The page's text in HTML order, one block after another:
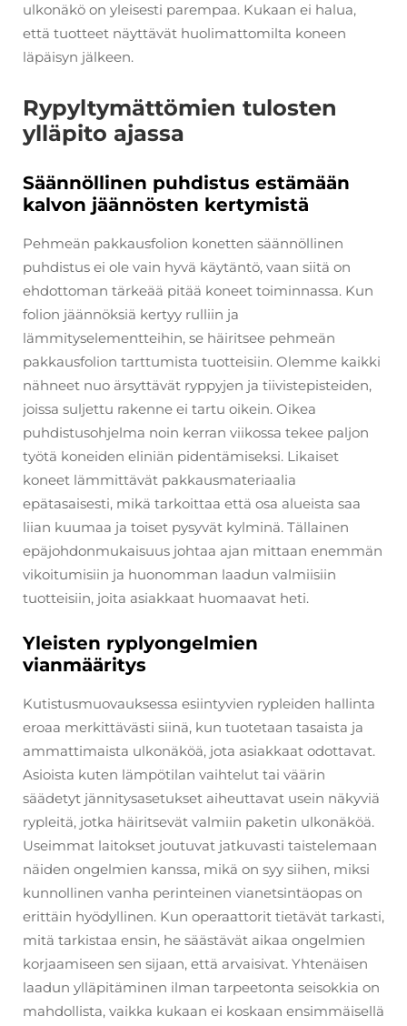
ulkonäkö on yleisesti parempaa. Kukaan ei halua,
että tuotteet näyttävät huolimattomilta koneen
läpäisyn jälkeen.
Rypyltymättömien tulosten
ylläpito ajassa
Säännöllinen puhdistus estämään
kalvon jäännösten kertymistä
Pehmeän pakkausfolion konetten säännöllinen
puhdistus ei ole vain hyvä käytäntö, vaan siitä on
ehdottoman tärkeää pitää koneet toiminnassa. Kun
folion jäännöksiä kertyy rulliin ja
lämmityselementteihin, se häiritsee pehmeän
pakkausfolion tarttumista tuotteisiin. Olemme kaikki
nähneet nuo ärsyttävät ryppyjen ja tiivistepisteiden,
joissa suljettu rakenne ei tartu oikein. Oikea
puhdistusohjelma noin kerran viikossa tekee paljon
työtä koneiden eliniän pidentämiseksi. Likaiset
koneet lämmittävät pakkausmateriaalia
epätasaisesti, mikä tarkoittaa että osa alueista saa
liian kuumaa ja toiset pysyvät kylminä. Tällainen
epäjohdonmukaisuus johtaa ajan mittaan enemmän
vikoitumisiin ja huonomman laadun valmiisiin
tuotteisiin, joita asiakkaat huomaavat heti.
Yleisten ryplyongelmien
vianmääritys
Kutistusmuovauksessa esiintyvien rypleiden hallinta
eroaa merkittävästi siinä, kun tuotetaan tasaista ja
ammattimaista ulkonäköä, jota asiakkaat odottavat.
Asioista kuten lämpötilan vaihtelut tai väärin
säädetyt jännitysasetukset aiheuttavat usein näkyviä
rypleitä, jotka häiritsevät valmiin paketin ulkonäköä.
Useimmat laitokset joutuvat jatkuvasti taistelemaan
näiden ongelmien kanssa, mikä on syy siihen, miksi
kunnollinen vanha perinteinen vianetsintäopas on
erittäin hyödyllinen. Kun operaattorit tietävät tarkasti,
mitä tarkistaa ensin, he säästävät aikaa ongelmien
korjaamiseen sen sijaan, että arvaisivat. Yhtenäisen
laadun ylläpitäminen ilman tarpeetonta seisokkia on
mahdollista, vaikka kukaan ei koskaan ensimmäisellä